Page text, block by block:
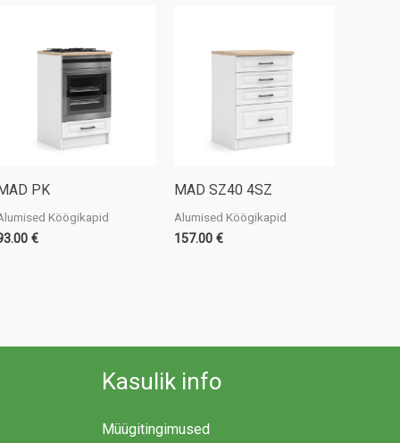
MAD PK
Köögikapid
€
MAD SZ40 4SZ
Alumised Köögikapid
157.00€
Kasulik info
Müügitingimused